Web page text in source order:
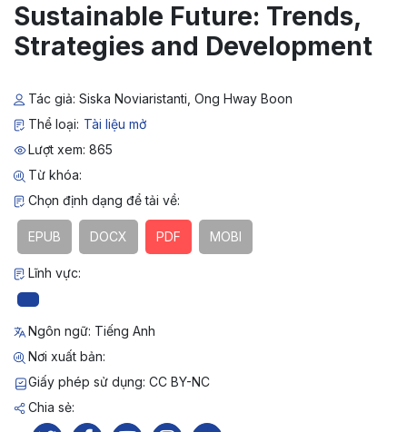
Sustainable Future: Trends,
Strategies and Development
Tác giả: Siska Noviaristanti, Ong Hway Boon
Thể loại: Tài liệu mở
Lượt xem: 865
Từ khóa:
Chọn định dạng để tải về:
EPUB DOCX PDF MOBI
Lĩnh vực:
Ngôn ngữ: Tiếng Anh
Nơi xuất bản:
Giấy phép sử dụng: CC BY-NC
Chia sẻ: